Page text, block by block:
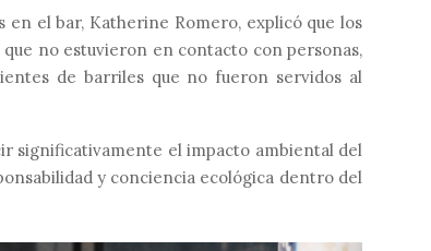
el bar, Katherine Romero, explicó que los
no estuvieron en contacto con personas,
de barriles que no fueron servidos al
significativamente el impacto ambiental del
y conciencia ecológica dentro del